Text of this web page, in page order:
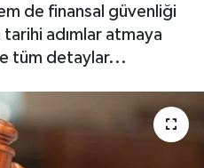
de finansal güvenliği
adımlar atmaya
tüm detaylar...